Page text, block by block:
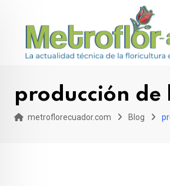
producción de
metroflorecuador.com Blog